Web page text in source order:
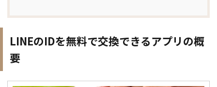
LINEのIDを無料で交換できるアプリの概
要